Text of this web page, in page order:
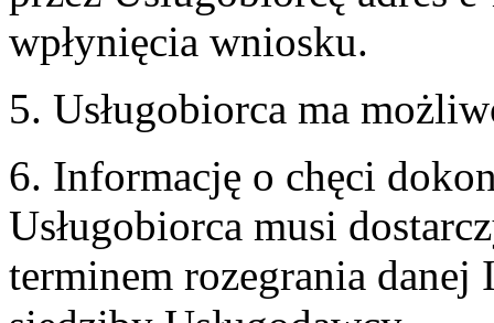
wpłynięcia wniosku.
5. Usługobiorca ma
6. Informację o chęci
Usługobiorca musi
terminem rozegrania